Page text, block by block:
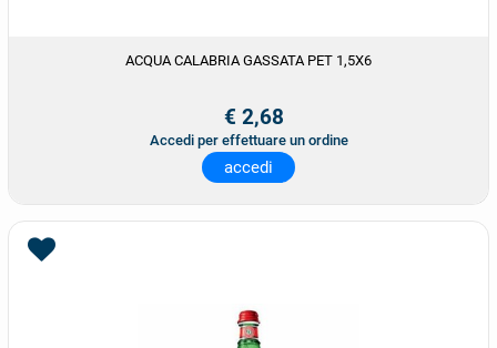
ACQUA CALABRIA GASSATA PET 1,5X6
€ 2,68
Accedi per effettuare un ordine
accedi